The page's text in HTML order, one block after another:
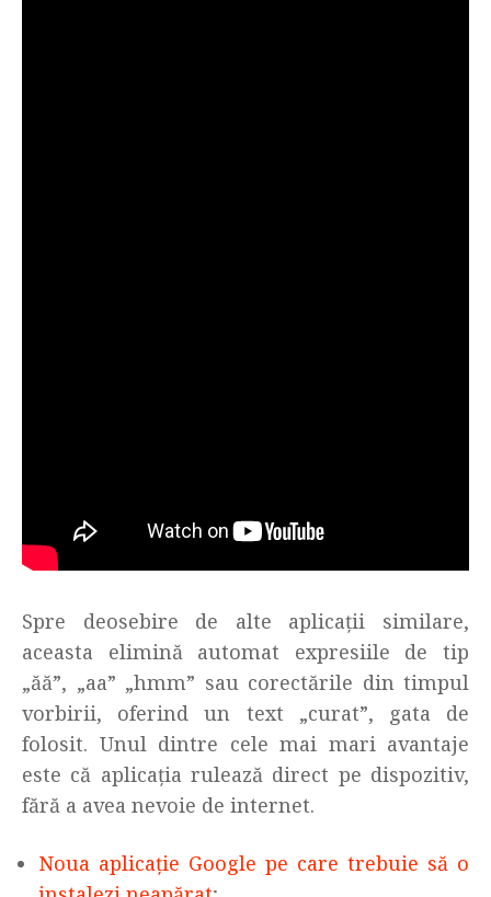
Spre deosebire de alte aplicații similare,
aceasta elimină automat expresiile de tip
„ăă”, „aa” „hmm” sau corectările din timpul
vorbirii, oferind un text „curat”, gata de
folosit. Unul dintre cele mai mari avantaje
este că aplicația rulează direct pe dispozitiv,
fără a avea nevoie de internet.
Noua aplicație Google pe care trebuie să o